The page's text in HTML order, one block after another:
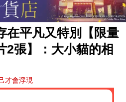
在平凡又特別【限量
2張】：大小貓的相
才會浮現